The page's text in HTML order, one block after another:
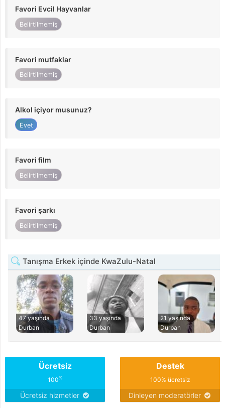
Favori Evcil Hayvanlar
Belirtilmemiş
Favori mutfaklar
Belirtilmemiş
Alkol içiyor musunuz?
Evet
Favori film
Belirtilmemiş
Favori şarkı
Belirtilmemiş
Tanışma Erkek içinde KwaZulu-Natal
47 yaşında
Durban
33 yaşında
Durban
21 yaşında
Durban
Ücretsiz
100%
Ücretsiz hizmetler
Destek
100% ücretsiz
Dinleyen moderatörler